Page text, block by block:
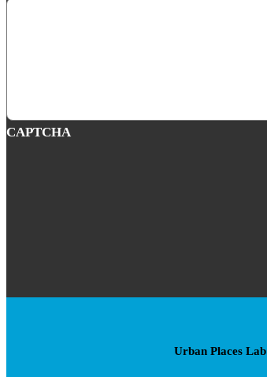
CAPTCHA
Urban Places Lab